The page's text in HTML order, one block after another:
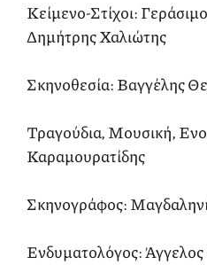
Κείμενο-Στίχοι:
Δημήτρης Χαλιώτης
Σκηνοθεσία: Βαγγέλης
Τραγούδια, Μουσική,
Καραμουρατίδης
Σκηνογράφος:
Ενδυματολόγος: